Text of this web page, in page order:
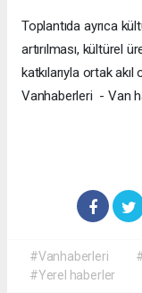
Toplantıda ayrıca
artırılması, kültürel
katkılarıyla ortak akıl
Vanhaberleri - Van
#Vanhaberleri
#Yerel haberler